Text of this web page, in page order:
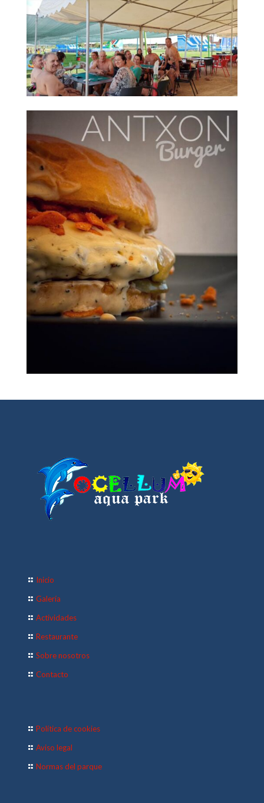
Inicio
Galería
Actividades
Restaurante
Sobre nosotros
Contacto
Política de cookies
Aviso legal
Normas del parque